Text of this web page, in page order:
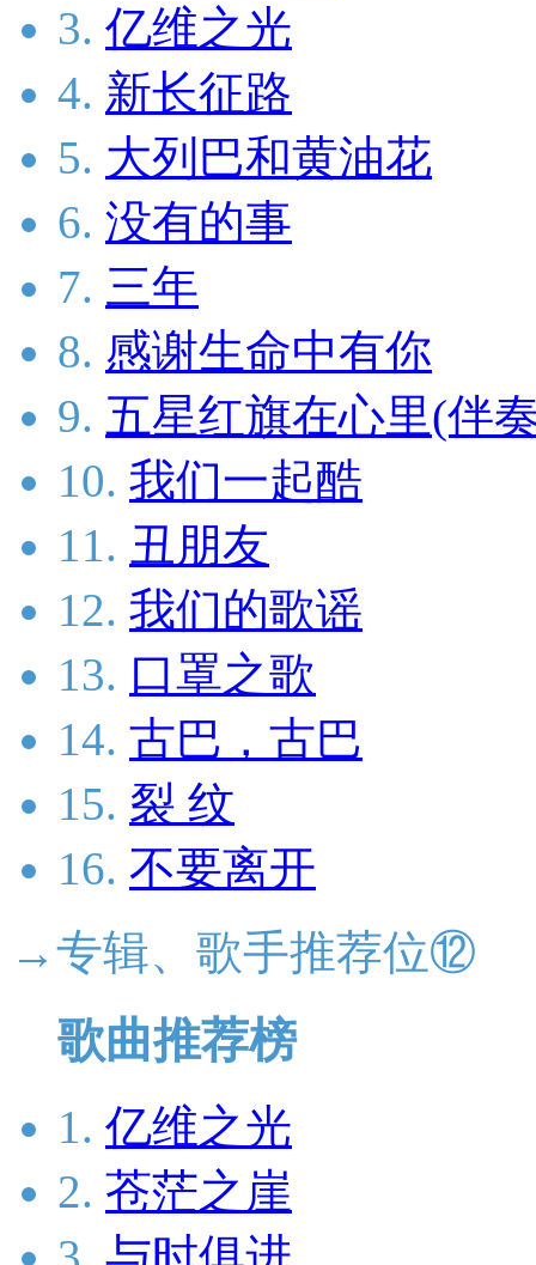
3. 亿维之光
4. 新长征路
5. 大列巴和黄油花
6. 没有的事
7. 三年
8. 感谢生命中有你
9. 五星红旗在心里(伴
10. 我们一起酷
11. 丑朋友
12. 我们的歌谣
13. 口罩之歌
14. 古巴，古巴
15. 裂 纹
16. 不要离开
→专辑、歌手推荐位⑫
歌曲推荐榜
1. 亿维之光
2. 苍茫之崖